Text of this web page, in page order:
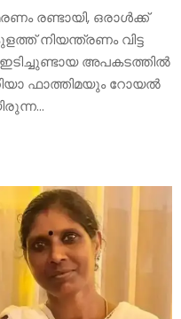
രണ്ടായി, ഒരാള്‍ക്ക്
നിയന്ത്രണം വിട്ട
അപകടത്തില്‍
ഫാത്തിമയും റോയല്‍